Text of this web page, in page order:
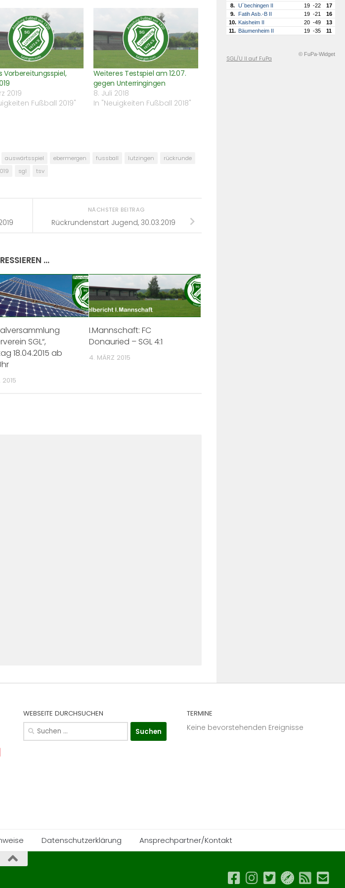
Vorbereitungsspiel,
2019
Fußball 2019"
Weiteres Testspiel am 12.07.
gegen Unterringingen
8. Juli 2018
In "Neuigkeiten Fußball 2018"
auswärtsspiel ebermergen fussball lutzingen
rückrunde
sgl tsv
NÄCHSTER BEITRAG
Rückrundenstart Jugend, 30.03.2019
…
SGL“,
18.04.2015 ab
2015
I.Mannschaft: FC
Donauried – SGL 4:1
4. MÄRZ 2015
8.
U´bechingen II 19 -22
17
9.
Fatih Asb.-B II 19 -21
16
10. Kaisheim II 20 -49
13
11. Bäumenheim II 19 -35 11
© FuPa-Widget
SGL/U II auf FuPa
WEBSEITE DURCHSUCHEN
Suchen
nach:
TERMINE
Keine bevorstehenden Ereignisse
Datenschutzerklärung Ansprechpartner/Kontakt